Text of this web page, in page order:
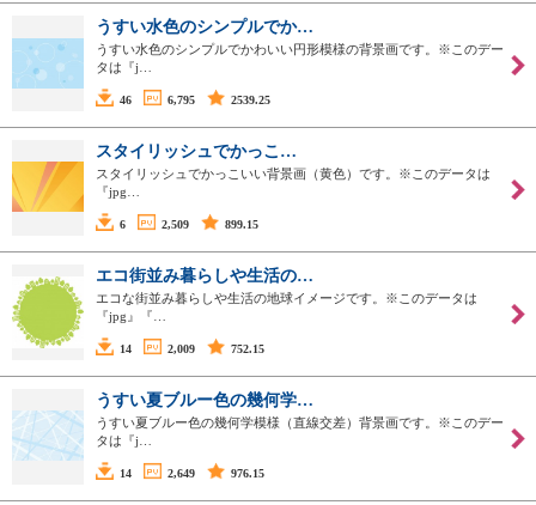
うすい水色のシンプルでか…
うすい水色のシンプルでかわいい円形模様の背景画です。※このデー
タは『j…
46 6,795 2539.25
スタイリッシュでかっこ…
スタイリッシュでかっこいい背景画（黄色）です。※このデータは
『jpg…
6 2,509 899.15
エコ街並み暮らしや生活の…
エコな街並み暮らしや生活の地球イメージです。※このデータは
『jpg』『…
14 2,009 752.15
うすい夏ブルー色の幾何学…
うすい夏ブルー色の幾何学模様（直線交差）背景画です。※このデー
タは『j…
14 2,649 976.15